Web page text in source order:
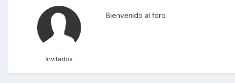
Invitados
Bienvenido al foro